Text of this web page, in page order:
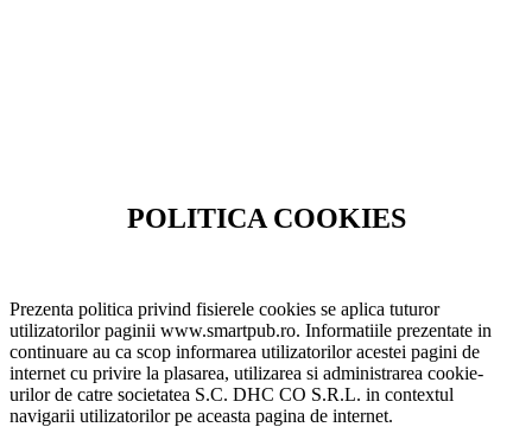
POLITICA COOKIES
Prezenta politica privind fisierele cookies se aplica tuturor
utilizatorilor paginii www.smartpub.ro. Informatiile prezentate in
continuare au ca scop informarea utilizatorilor acestei pagini de
internet cu privire la plasarea, utilizarea si administrarea cookie-
urilor de catre societatea S.C. DHC CO S.R.L. in contextul
navigarii utilizatorilor pe aceasta pagina de internet.